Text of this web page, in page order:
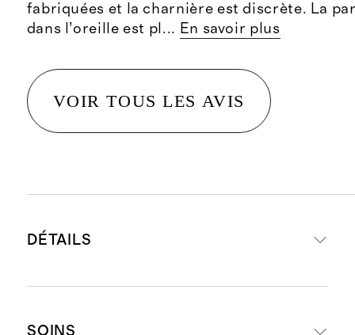
fabriquées et la charnière est discrète. La
dans l’oreille est pl ... En savoir plus
VOIR TOUS LES AVIS
DÉTAILS
SOINS